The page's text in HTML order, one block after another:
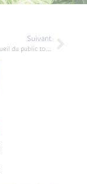
Suivant
Gendarmerie : Accueil du public tous les jours